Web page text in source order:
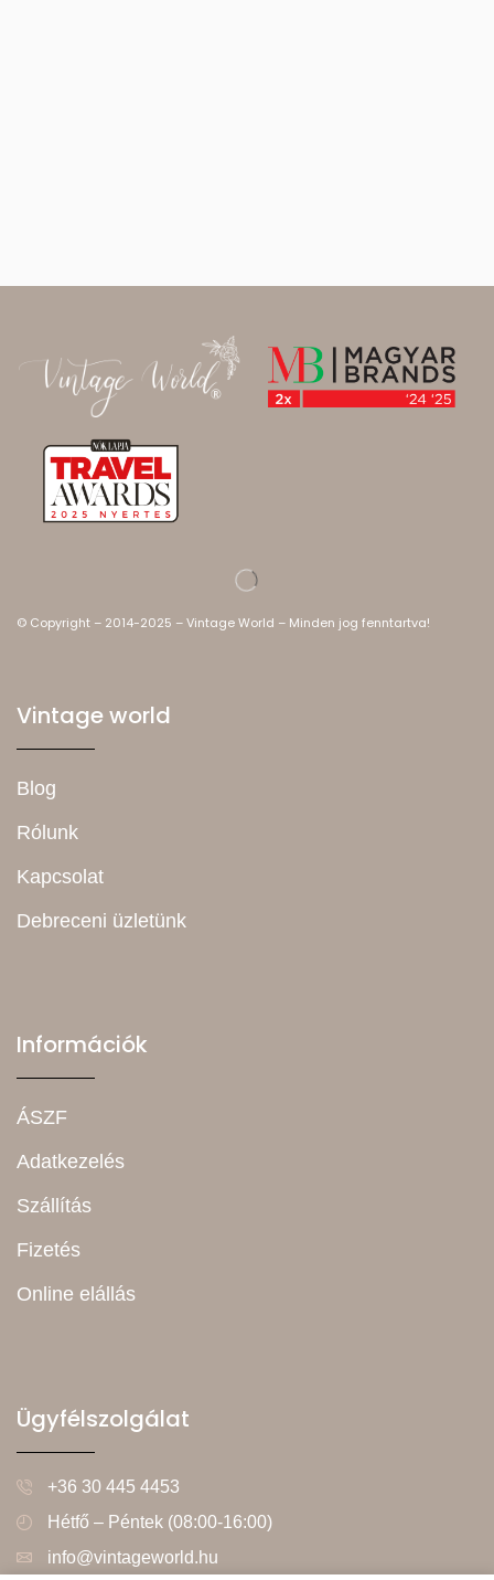
© Copyright – 2014-2025 – Vintage World – Minden jog fenntartva!
Vintage world
Blog
Rólunk
Kapcsolat
Debreceni üzletünk
Információk
ÁSZF
Adatkezelés
Szállítás
Fizetés
Online elállás
Ügyfélszolgálat
+36 30 445 4453
Hétfő – Péntek (08:00-16:00)
info@vintageworld.hu